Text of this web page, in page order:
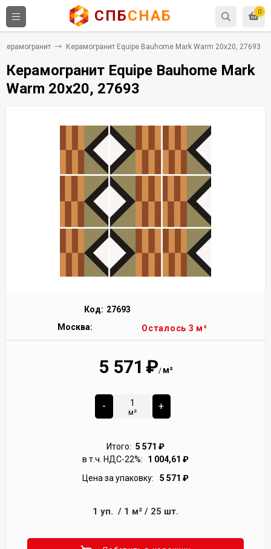
0
СПБСНАБ
Керамогранит Керамогранит Equipe Bauhome Mark Warm 20x20, 27693
Керамогранит Equipe Bauhome Mark
Warm 20x20, 27693
Код: 27693
Москва:
Осталось 3 м²
5 571 ₽/ м²
-
м²
+
Итого: 5 571 ₽
в т.ч. НДС-22%:
1 004,61 ₽
Цена за упаковку:
5 571 ₽
1 уп. / 1 м² / 25 шт.